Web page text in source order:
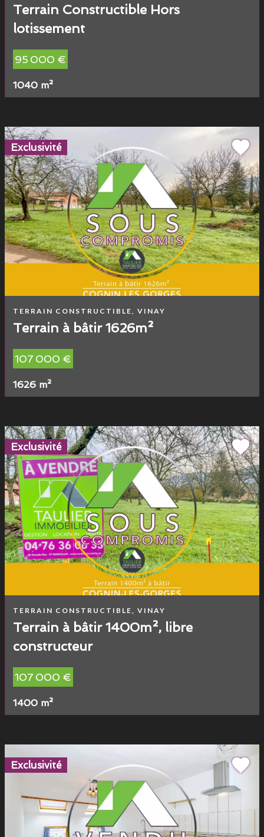
Terrain Constructible Hors
lotissement
95 000 €
1040 m²
TERRAIN CONSTRUCTIBLE, VINAY
Terrain à bâtir 1626m²
107 000 €
1626 m²
Exclusivité
TERRAIN CONSTRUCTIBLE, VINAY
Terrain à bâtir 1400m², libre
constructeur
107 000 €
1400 m²
Exclusivité
Exclusivité